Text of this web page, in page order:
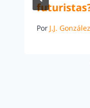
Por J.J.